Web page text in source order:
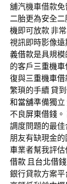
舖汽機車借款
二胎更為安全二
機即可放款 非
視訊即時影像
義借款是具規模
的客戶三重機
復與三重機車借
繁瑣的手續 貸
和當舖準備獨立
不良屏東借錢 。
調度問題的最佳
朋友有缺現金
車業者幫我評
借款 且台北借錢
銀行貸款方案